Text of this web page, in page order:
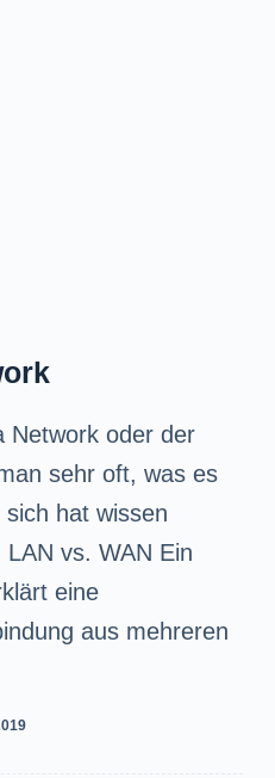
Network oder der
sehr oft, was es
hat wissen
vs. WAN Ein
eine
aus mehreren